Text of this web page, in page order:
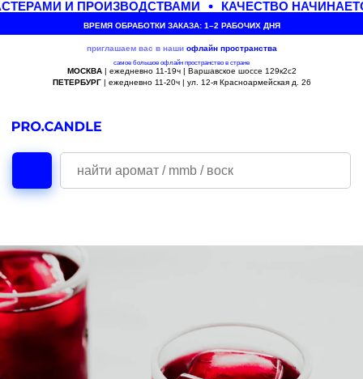
И ПРОИЗВОДСТВАМИ КАЧЕСТВО
ВРЕМЯ ОБРАБОТКИ ЗАКАЗА: 1–2 РАБОЧИХ ДНЯ
приглашаем вас в наши офлайн пространства
самое большое офлайн пространство в стране
МОСКВА| ежедневно 11-19ч | Варшавское шоссе 129к2с2
ПЕТЕРБУРГ| ежедневно 11-20ч | ул. 12-я Красноармейская д. 26